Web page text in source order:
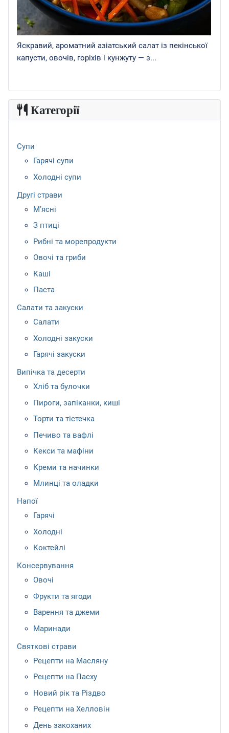
Яскравий, ароматний азіатський салат із пекінської
капусти, овочів, горіхів і кунжуту — з...
Категорії
Супи
Гарячі супи
Холодні супи
Другі страви
М’ясні
З птиці
Рибні та морепродукти
Овочі та гриби
Каші
Паста
Салати та закуски
Салати
Холодні закуски
Гарячі закуски
Випічка та десерти
Хліб та булочки
Пироги, запіканки, киші
Торти та тістечка
Печиво та вафлі
Кекси та мафіни
Креми та начинки
Млинці та оладки
Напої
Гарячі
Холодні
Коктейлі
Консервування
Овочі
Фрукти та ягоди
Варення та джеми
Маринади
Святкові страви
Рецепти на Масляну
Рецепти на Пасху
Новий рік та Різдво
Рецепти на Хелловін
День закоханих